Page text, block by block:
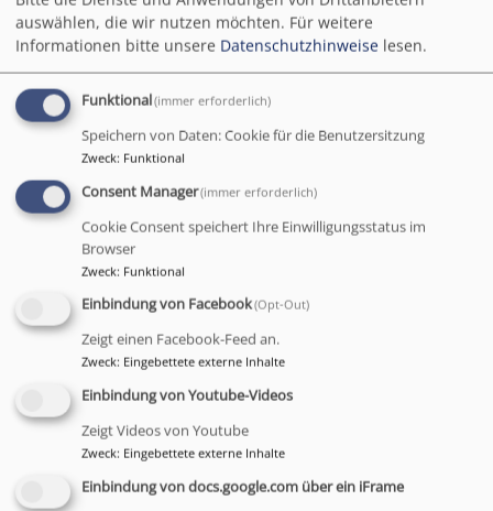
15.07.2018
Kinderorgelkonzert im
Münchner
Orgelsommer
findet am kommenden
Sonntag, 15.07.2018 um
15 Uhr das Kinderorgelkonzert in St. Johannes statt.
Kinder ab 6 Jahren sind herzlich eingeladen in einem
"sportlichen Konzert" die Besonderheiten der "Königin
der Instrumente" zu entdecken. Nina Laubenthal
(Gesang), Sandra Miller (Flöte) und Kantor Johannes
Janeck haben ein buntes Programm, passend zum
auswählen, die wir nutzen möchten. Für weitere
Informationen bitte unsere Datenschutzhinweise lesen.
Funktional(immer erforderlich)
Speichern von Daten: Cookie für die Benutzersitzung
Zweck: Funktional
Consent Manager(immer erforderlich)
Cookie Consent speichert Ihre Einwilligungsstatus im
Browser
Zweck: Funktional
Einbindung von Facebook(Opt-Out)
Zeigt einen Facebook-Feed an.
Zweck: Eingebettete externe Inhalte
Einbindung von Youtube-Videos
Zeigt Videos von Youtube
Zweck: Eingebettete externe Inhalte
Einbindung von docs.google.com über ein iFrame